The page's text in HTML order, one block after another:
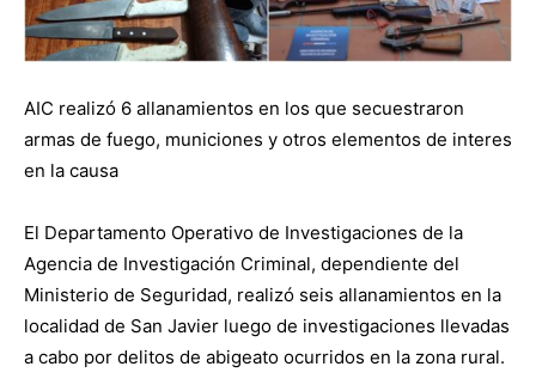
AIC realizó 6 allanamientos en los que secuestraron
armas de fuego, municiones y otros elementos de interes
en la causa
El Departamento Operativo de Investigaciones de la
Agencia de Investigación Criminal, dependiente del
Ministerio de Seguridad, realizó seis allanamientos en la
localidad de San Javier luego de investigaciones llevadas
a cabo por delitos de abigeato ocurridos en la zona rural.